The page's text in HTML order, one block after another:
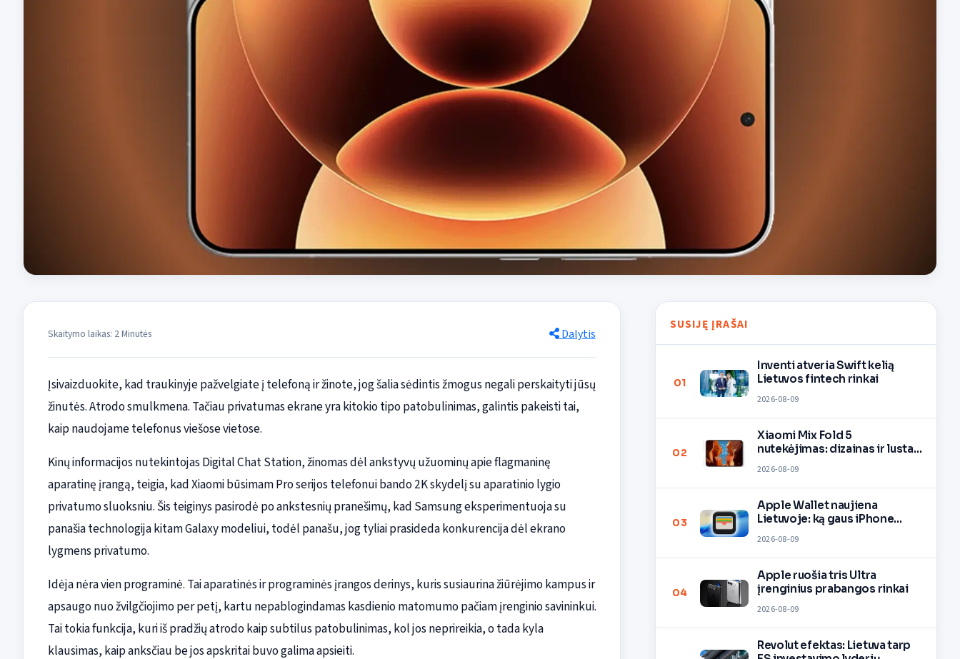
Skaitymo laikas: 2 Minutės Dalytis
Įsivaizduokite, kad traukinyje pažvelgiate į telefoną ir žinote, jog šalia sėdintis žmogus negali perskaityti jūsų
žinutės. Atrodo smulkmena. Tačiau privatumas ekrane yra kitokio tipo patobulinimas, galintis pakeisti tai,
kaip naudojame telefonus viešose vietose.
Kinų informacijos nutekintojas Digital Chat Station, žinomas dėl ankstyvų užuominų apie flagmaninę
aparatinę įrangą, teigia, kad Xiaomi būsimam Pro serijos telefonui bando 2K skydelį su aparatinio lygio
privatumo sluoksniu. Šis teiginys pasirodė po ankstesnių pranešimų, kad Samsung eksperimentuoja su
panašia technologija kitam Galaxy modeliui, todėl panašu, jog tyliai prasideda konkurencija dėl ekrano
lygmens privatumo.
Idėja nėra vien programinė. Tai aparatinės ir programinės įrangos derinys, kuris susiaurina žiūrėjimo kampus ir
apsaugo nuo žvilgčiojimo per petį, kartu nepablogindamas kasdienio matomumo pačiam įrenginio savininkui.
Tai tokia funkcija, kuri iš pradžių atrodo kaip subtilus patobulinimas, kol jos neprireikia, o tada kyla
klausimas, kaip anksčiau be jos apskritai buvo galima apsieiti.
SUSIJĘ ĮRAŠAI
01
Inventi atveria Swift kelią
Lietuvos fintech rinkai
2026-08-09
02
Xiaomi Mix Fold 5
nutekėjimas: dizainas ir lustas
2026-08-09
03
Apple Wallet naujiena
Lietuvoje: ką gaus iPhone
2026-08-09
04
Apple ruošia tris Ultra
įrenginius prabangos rinkai
2026-08-09
Revolut efektas: Lietuva tarp